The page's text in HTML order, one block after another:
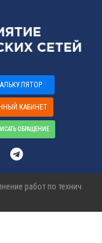
КАБИНЕТ
ОБРАЩЕНИЕ
работ по технич